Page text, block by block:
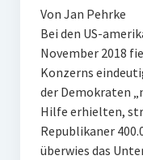
Von Jan Pehrke
Bei den US-
November 2018
Konzerns
der Demokraten
Hilfe erhielten,
Republikaner
überwies das